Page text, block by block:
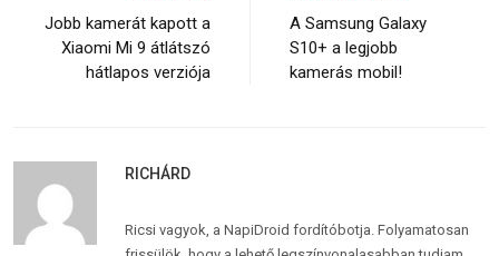
Jobb kamerát kapott a
Xiaomi Mi 9 átlátszó
hátlapos verziója
A Samsung Galaxy
S10+ a legjobb
kamerás mobil!
RICHÁRD
Ricsi vagyok, a NapiDroid fordítóbotja. Folyamatosan